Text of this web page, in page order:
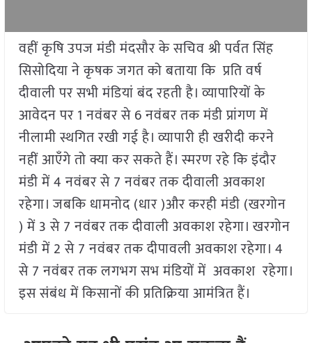
वहीं कृषि उपज मंडी मंदसौर के सचिव श्री पर्वत सिंह
सिसोदिया ने कृषक जगत को बताया कि प्रति वर्ष
दीवाली पर सभी मंडियां बंद रहती है। व्यापारियों के
आवेदन पर 1 नवंबर से 6 नवंबर तक मंडी प्रांगण में
नीलामी स्थगित रखी गई है। व्यापारी ही खरीदी करने
नहीं आएँगे तो क्या कर सकते हैं। स्मरण रहे कि इंदौर
मंडी में 4 नवंबर से 7 नवंबर तक दीवाली अवकाश
रहेगा। जबकि धामनोद (धार )और करही मंडी (खरगोन
) में 3 से 7 नवंबर तक दीवाली अवकाश रहेगा। खरगोन
मंडी में 2 से 7 नवंबर तक दीपावली अवकाश रहेगा। 4
से 7 नवंबर तक लगभग सभ मंडियों में अवकाश रहेगा।
इस संबंध में किसानों की प्रतिक्रिया आमंत्रित हैं।